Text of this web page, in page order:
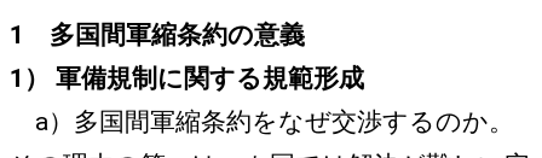
1 多国間軍縮条約の意義
1） 軍備規制に関する規範形成
a）多国間軍縮条約をなぜ交渉するのか。